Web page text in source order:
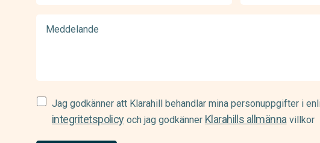
Samtycke
(Required)
Jag godkänner att Klarahill behandlar mina personuppgifter i
integritetspolicyoch jag godkänner Klarahills allmännavillkor